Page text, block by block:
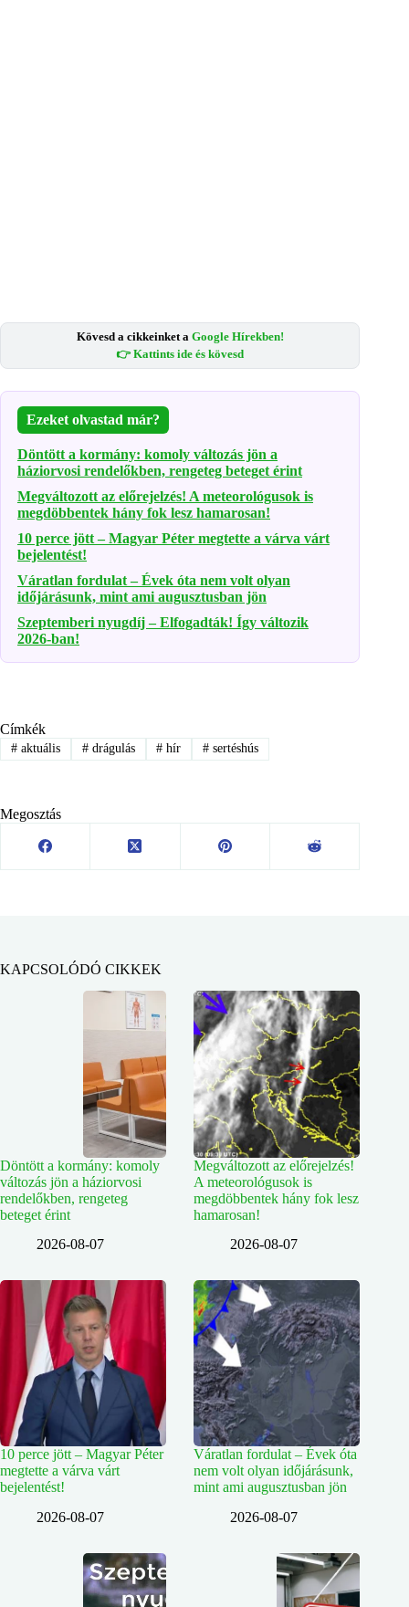
Kövesd a cikkeinket a Google Hírekben!
👉 Kattints ide és kövesd
Ezeket olvastad már?
Döntött a kormány: komoly változás jön a
háziorvosi rendelőkben, rengeteg beteget érint
Megváltozott az előrejelzés! A meteorológusok is
megdöbbentek hány fok lesz hamarosan!
10 perce jött – Magyar Péter megtette a várva várt
bejelentést!
Váratlan fordulat – Évek óta nem volt olyan
időjárásunk, mint ami augusztusban jön
Szeptemberi nyugdíj – Elfogadták! Így változik
2026-ban!
Címkék
#aktuális #drágulás # hír # sertéshús
Megosztás
KAPCSOLÓDÓ CIKKEK
Döntött a kormány: komoly
változás jön a háziorvosi
rendelőkben, rengeteg
beteget érint
2026-08-07
Megváltozott az előrejelzés!
A meteorológusok is
megdöbbentek hány fok lesz
hamarosan!
2026-08-07
10 perce jött – Magyar Péter
megtette a várva várt
bejelentést!
2026-08-07
Váratlan fordulat – Évek óta
nem volt olyan időjárásunk,
mint ami augusztusban jön
2026-08-07